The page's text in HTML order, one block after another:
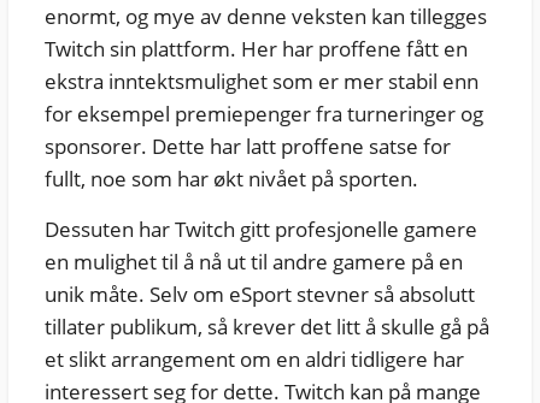
enormt, og mye av denne veksten kan tillegges
Twitch sin plattform. Her har proffene fått en
ekstra inntektsmulighet som er mer stabil enn
for eksempel premiepenger fra turneringer og
sponsorer. Dette har latt proffene satse for
fullt, noe som har økt nivået på sporten.
Dessuten har Twitch gitt profesjonelle gamere
en mulighet til å nå ut til andre gamere på en
unik måte. Selv om eSport stevner så absolutt
tillater publikum, så krever det litt å skulle gå på
et slikt arrangement om en aldri tidligere har
interessert seg for dette. Twitch kan på mange